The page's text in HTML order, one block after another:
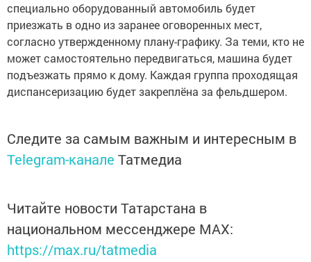
специально оборудованный автомобиль будет
приезжать в одно из заранее оговоренных мест,
согласно утвержденному плану-графику. За теми, кто не
может самостоятельно передвигаться, машина будет
подъезжать прямо к дому. Каждая группа проходящая
диспансеризацию будет закреплёна за фельдшером.
Следите за самым важным и интересным в
Telegram-канале Татмедиа
Читайте новости Татарстана в
национальном мессенджере MАХ:
https://max.ru/tatmedia